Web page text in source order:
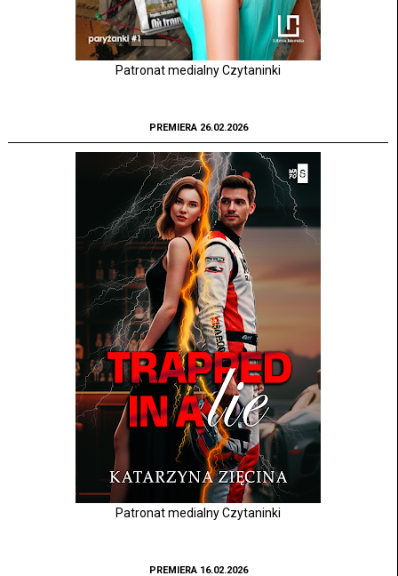
Patronat medialny Czytaninki
PREMIERA 26.02.2026
Patronat medialny Czytaninki
PREMIERA 16.02.2026